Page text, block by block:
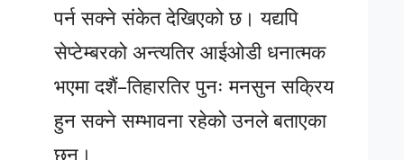
पर्न सक्ने संकेत देखिएको छ। यद्यपि
सेप्टेम्बरको अन्त्यतिर आईओडी धनात्मक
भएमा दशैं–तिहारतिर पुनः मनसुन सक्रिय
हुन सक्ने सम्भावना रहेको उनले बताएका